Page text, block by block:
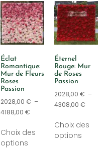
Éclat
Romantique:
Mur de Fleurs
Roses
Passion
2028,00 € –
4188,00 €
Choix des
options
Éternel
Rouge: Mur
de Roses
Passion
2028,00 € –
4308,00 €
Choix des
options